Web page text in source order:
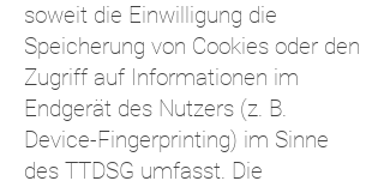
soweit die Einwilligung die
Speicherung von Cookies oder den
Zugriff auf Informationen im
Endgerät des Nutzers (z. B.
Device-Fingerprinting) im Sinne
des TTDSG umfasst. Die